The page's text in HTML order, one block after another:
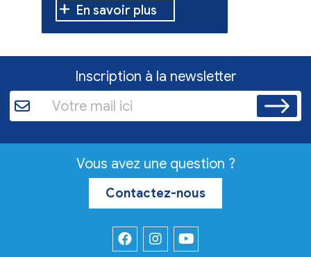
En savoir plus
Inscription à la newsletter
Vous avez une question ?
Contactez-nous